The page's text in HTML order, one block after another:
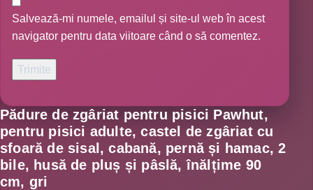
Salvează-mi numele, emailul și site-ul web în acest
navigator pentru data viitoare când o să comentez.
Pădure de zgâriat pentru pisici Pawhut,
pentru pisici adulte, castel de zgâriat cu
sfoară de sisal, cabană, pernă și hamac, 2
bile, husă de pluș și pâslă, înălțime 90
cm, gri